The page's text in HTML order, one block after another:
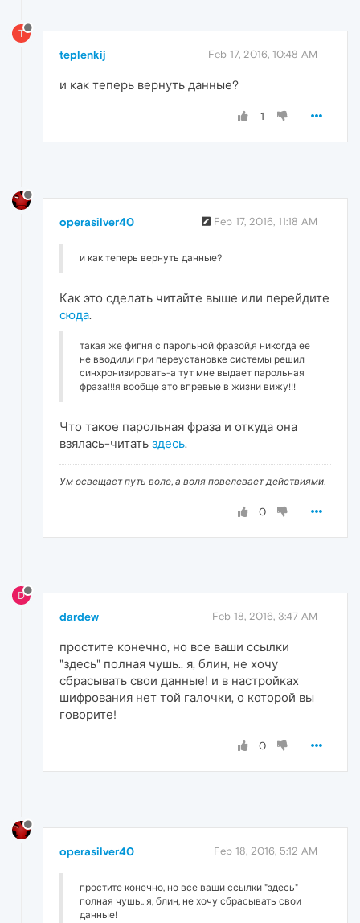
T
teplenkij Feb 17, 2016, 10:48 AM
и как теперь вернуть данные?
1
operasilver40 Feb 17, 2016, 11:18 AM
и как теперь вернуть данные?
Как это сделать читайте выше или перейдите
сюда.
такая же фигня с парольной фразой,я никогда ее
не вводил,и при переустановке системы решил
синхронизировать-а тут мне выдает парольная
фраза!!!я вообще это впревые в жизни вижу!!!
Что такое парольная фраза и откуда она
взялась-читать здесь.
Ум освещает путь воле, а воля повелевает действиями.
0
D
dardew Feb 18, 2016, 3:47 AM
простите конечно, но все ваши ссылки
"здесь" полная чушь.. я, блин, не хочу
сбрасывать свои данные! и в настройках
шифрования нет той галочки, о которой вы
говорите!
0
operasilver40 Feb 18, 2016, 5:12 AM
простите конечно, но все ваши ссылки "здесь"
полная чушь.. я, блин, не хочу сбрасывать свои
данные!